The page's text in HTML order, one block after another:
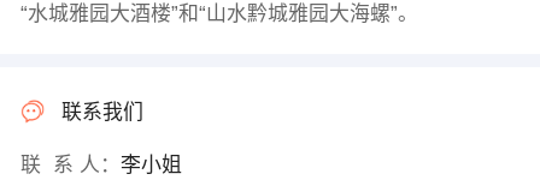
“水城雅园大酒楼”和“山水黔城雅园大海螺”。
联系我们
联 系 人： 李小姐